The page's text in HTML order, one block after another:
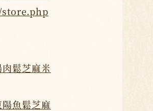
鬆芝麻米
魚鬆芝麻